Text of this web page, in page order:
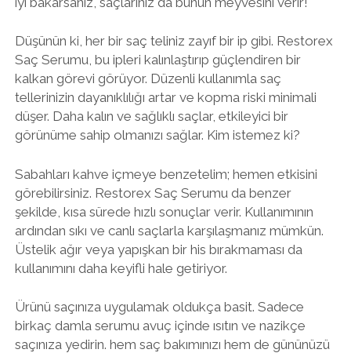
Düşünün ki, her bir saç teliniz zayıf bir ip gibi. Restorex
Saç Serumu, bu ipleri kalınlaştırıp güçlendiren bir
kalkan görevi görüyor. Düzenli kullanımla saç
tellerinizin dayanıklılığı artar ve kopma riski minimali
düşer. Daha kalın ve sağlıklı saçlar, etkileyici bir
görünüme sahip olmanızı sağlar. Kim istemez ki?
Sabahları kahve içmeye benzetelim; hemen etkisini
görebilirsiniz. Restorex Saç Serumu da benzer
şekilde, kısa sürede hızlı sonuçlar verir. Kullanımının
ardından sıkı ve canlı saçlarla karşılaşmanız mümkün.
Üstelik ağır veya yapışkan bir his bırakmaması da
kullanımını daha keyifli hale getiriyor.
Ürünü saçınıza uygulamak oldukça basit. Sadece
birkaç damla serumu avuç içinde ısıtın ve nazikçe
saçınıza yedirin. hem saç bakımınızı hem de gününüzü